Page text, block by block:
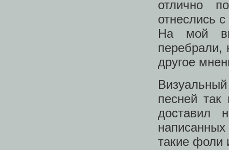
отлично
отнеслись
На мой
перебрали,
другое
песней
доставил
такие фоли